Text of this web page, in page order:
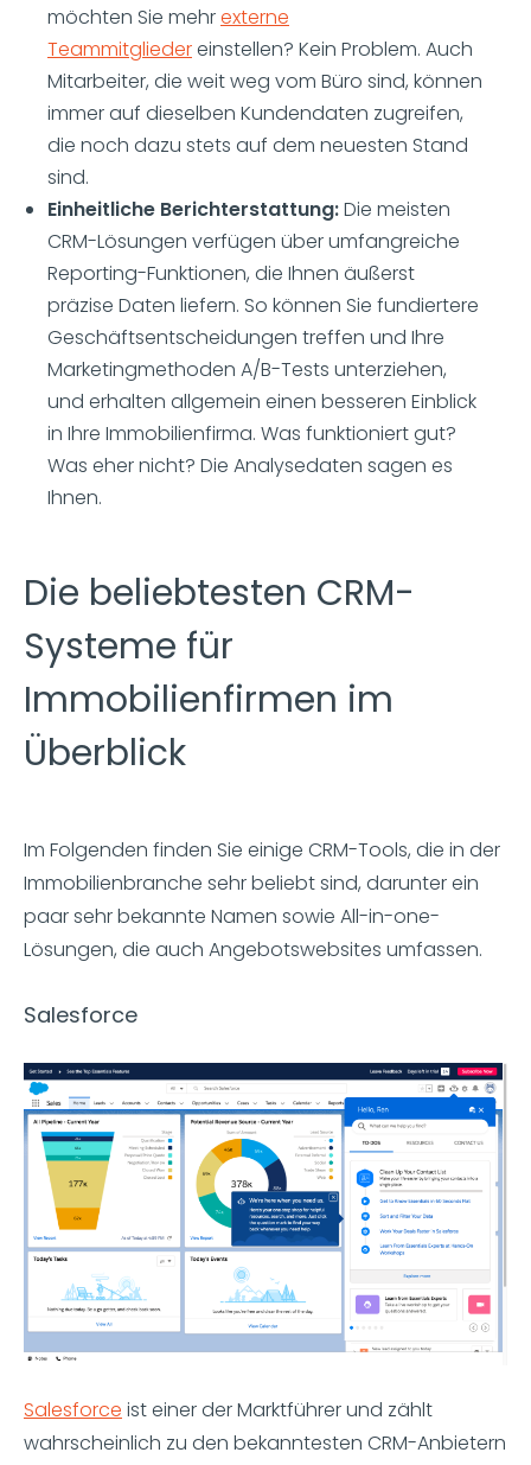
möchten Sie mehrexterne
Teammitgliedereinstellen? Kein Problem. Auch
Mitarbeiter, die weit weg vom Büro sind, können
immer auf dieselben Kundendaten zugreifen,
die noch dazu stets auf dem neuesten Stand
sind.
Einheitliche Berichterstattung:Die meisten
CRM-Lösungen verfügen über umfangreiche
Reporting-Funktionen, die Ihnen äußerst
präzise Daten liefern. So können Sie fundiertere
Geschäftsentscheidungen treffen und Ihre
Marketingmethoden A/B-Tests unterziehen,
und erhalten allgemein einen besseren Einblick
in Ihre Immobilienfirma. Was funktioniert gut?
Was eher nicht? Die Analysedaten sagen es
Ihnen.
Die beliebtesten CRM-
Systeme für
Immobilienfirmen im
Überblick
Im Folgenden finden Sie einige CRM-Tools, die in der
Immobilienbranche sehr beliebt sind, darunter ein
paar sehr bekannte Namen sowie All-in-one-
Lösungen, die auch Angebotswebsites umfassen.
Salesforce
Salesforce ist einer der Marktführer und zählt
wahrscheinlich zu den bekanntesten CRM-Anbietern